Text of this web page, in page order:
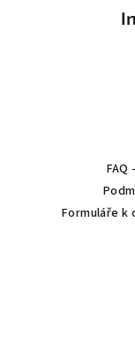
Formuláře k